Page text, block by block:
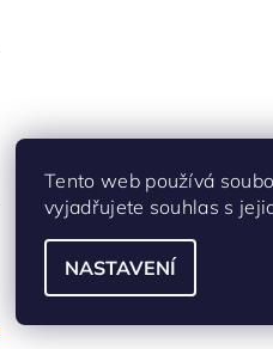
Tento web používá
vyjadřujete souhlas s
NASTAVENÍ